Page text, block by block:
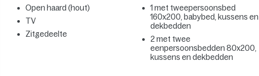
Open haard (hout)
TV
Zitgedeelte
1 met tweepersoonsbed
160x200, babybed, kussens en
dekbedden
2 met twee
eenpersoonsbedden 80x200,
kussens en dekbedden